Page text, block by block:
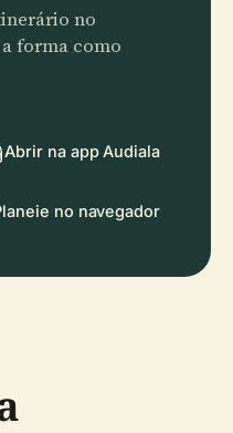
no
forma como
Abrir na app Audiala
no navegador